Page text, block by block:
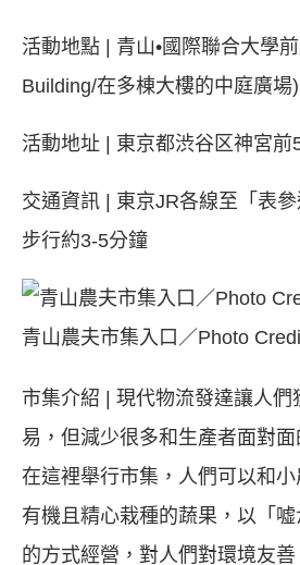
活動地點 | 青山•國際聯合大學
Building/在多棟大樓的中庭廣場)
活動地址 | 東京都渋谷区神宮前
交通資訊 | 東京JR各線至「表參
步行約3-5分鐘
青山農夫市集入口／Photo
市集介紹 | 現代物流發達讓人們
易，但減少很多和生產者面對
在這裡舉行市集，人們可以和小
有機且精心栽種的蔬果，以「嘘
的方式經營，對人們對環境友